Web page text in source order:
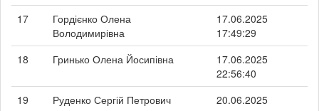
17
Гордієнко Олена
Володимирівна
17.06.2025
17:49:29
18
Гринько Олена Йосипівна
17.06.2025
22:56:40
19
Руденко Сергій Петрович
20.06.2025